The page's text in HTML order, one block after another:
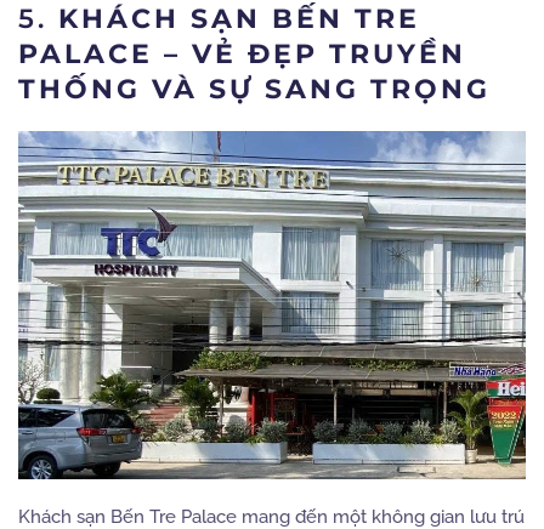
5. KHÁCH SẠN BẾN TRE
PALACE – VẺ ĐẸP TRUYỀN
THỐNG VÀ SỰ SANG TRỌNG
Khách sạn Bến Tre Palace mang đến một không gian lưu trú